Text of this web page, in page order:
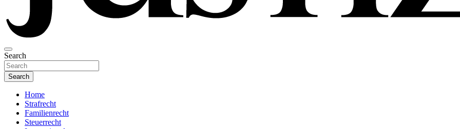
INSIDE-JUSTIZ
Investigativer Journalismus zur Dritten Gewalt
Search
Search
Home
Strafrecht
Familienrecht
Steuerrecht